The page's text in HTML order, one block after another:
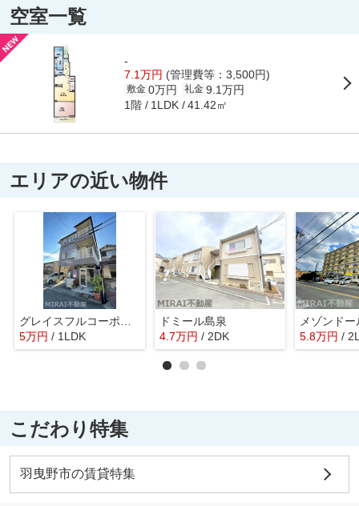
空室一覧
-
7.1万円 (管理費等：3,500円)
敷金 0万円 礼金 9.1万円
1階 1LDK 41.42㎡
エリアの近い物件
5万円 / 1LDK
ドミール島泉
4.7万円 / 2DK
メゾンド
5.8万円 /
こだわり特集
羽曳野市の賃貸特集